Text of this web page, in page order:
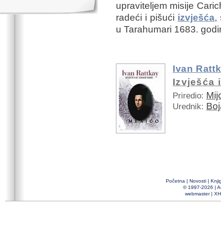
upraviteljem misije
radeći i pišući izvješća,
u Tarahumari 1683.
Ivan
Izvješća
Priredio:
Urednik:
Početna | Novosti |
© 1997-2026 |
webmaster|